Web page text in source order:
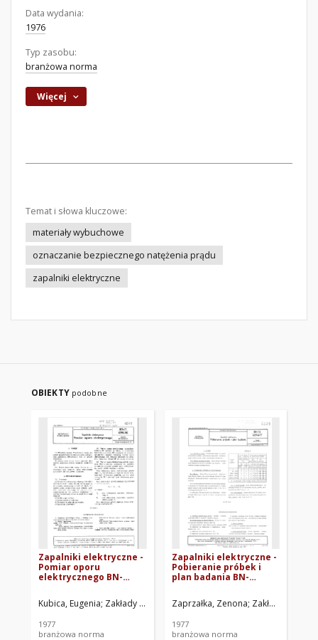
Data wydania:
1976
Typ zasobu:
branżowa norma
Więcej
Temat i słowa kluczowe:
materiały wybuchowe
oznaczanie bezpiecznego natężenia prądu
zapalniki elektryczne
OBIEKTY podobne
Zapalniki elektryczne -
Pomiar oporu
elektrycznego BN-
Kubica, Eugenia Zakłady Tworzyw Sztucznych ERG w Tychach-
1977
branżowa norma
Zapalniki elektryczne -
Pobieranie próbek i
plan badania BN-
Zaprzałka, Zenona Zakłady
1977
branżowa norma